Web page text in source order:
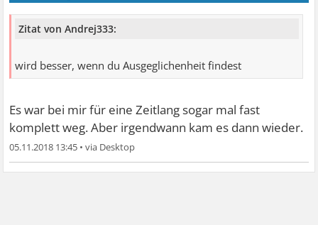
Zitat von Andrej333:
wird besser, wenn du Ausgeglichenheit findest
Es war bei mir für eine Zeitlang sogar mal fast
komplett weg. Aber irgendwann kam es dann wieder.
05.11.2018 13:45 •